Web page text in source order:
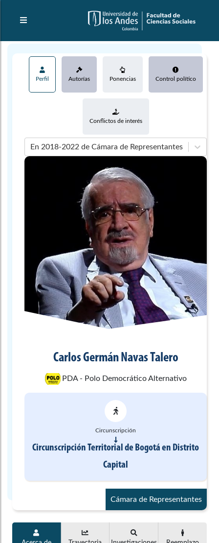
Perfil Autorías Ponencias Control político
Conflictos de interés
En 2018-2022 de Cámara de Representantes
Carlos Germán Navas Talero
PDA - Polo Democrático Alternativo
Circunscripción
Circunscripción Territorial de Bogotáen Distrito
Capital
Cámara de Representantes